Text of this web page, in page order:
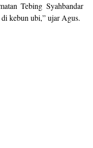
Tebing Syahbandar
kebun ubi,” ujar Agus.